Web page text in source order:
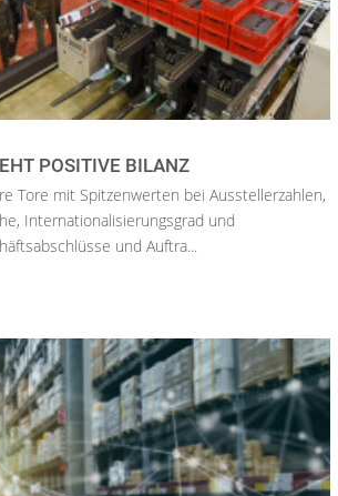
POSITIVE BILANZ
Tore mit Spitzenwerten bei Ausstellerzahlen,
Internationalisierungsgrad und
und Auftra...